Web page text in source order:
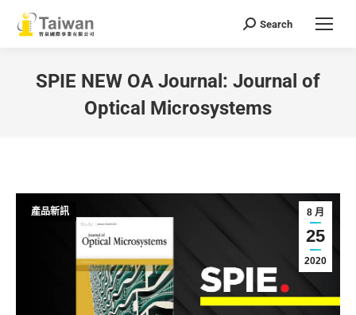
Search:
Search
SPIE NEW OA Journal: Journal of
Optical Microsystems
8 月
25
2020
產品新訊